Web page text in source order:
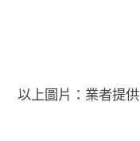
以上圖片：業者提供